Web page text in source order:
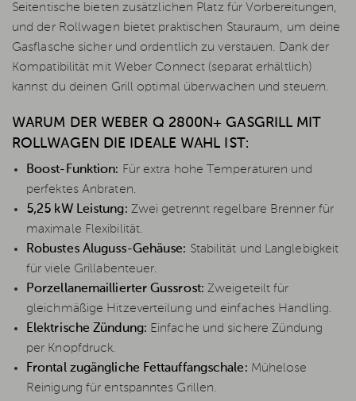
Seitentische bieten zusätzlichen Platz für Vorbereitungen,
und der Rollwagen bietet praktischen Stauraum, um deine
Gasflasche sicher und ordentlich zu verstauen. Dank der
Kompatibilität mit Weber Connect (separat erhältlich)
kannst du deinen Grill optimal überwachen und steuern.
WARUM DER WEBER Q 2800N+ GASGRILL MIT
ROLLWAGEN DIE IDEALE WAHL IST:
Boost-Funktion: Für extra hohe Temperaturen und
perfektes Anbraten.
5,25 kW Leistung: Zwei getrennt regelbare Brenner für
maximale Flexibilität.
Robustes Aluguss-Gehäuse: Stabilität und Langlebigkeit
für viele Grillabenteuer.
Porzellanemaillierter Gussrost: Zweigeteilt für
gleichmäßige Hitzeverteilung und einfaches Handling.
Elektrische Zündung: Einfache und sichere Zündung
per Knopfdruck.
Frontal zugängliche Fettauffangschale: Mühelose
Reinigung für entspanntes Grillen.